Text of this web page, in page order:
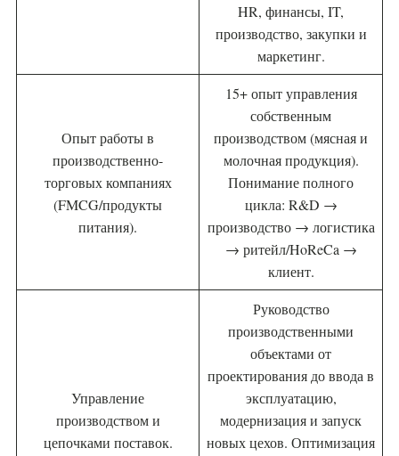
HR, финансы, IT,
производство, закупки и
маркетинг.
Опыт работы в
производственно-
торговых компаниях
(FMCG/продукты
питания).
15+ опыт управления
собственным
производством (мясная и
молочная продукция).
Понимание полного
цикла: R&D →
производство → логистика
→ ритейл/HoReCa →
клиент.
Управление
производством и
цепочками поставок.
Руководство
производственными
объектами от
проектирования до ввода в
эксплуатацию,
модернизация и запуск
новых цехов. Оптимизация